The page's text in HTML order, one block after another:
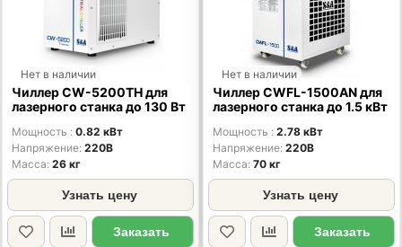
Нет в наличии
Чиллер CW-5200TH для
лазерного станка до 130 Вт
Мощность
0.82 кВт
Напряжение 220В
Масса 26 кг
Узнать цену
Заказать
Нет в наличии
Чиллер CWFL-1500AN для
лазерного станка до 1.5 кВт
Мощность
2.78 кВт
Напряжение 220В
Масса 70 кг
Узнать цену
Заказать